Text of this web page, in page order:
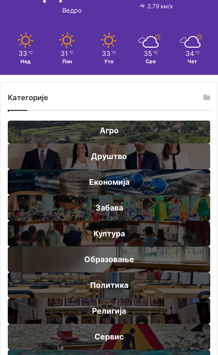
Ведро
2.79 км/х
33 ℃
Нед
31 ℃
Пон
33 ℃
Уто
35 ℃
Сре
34 ℃
Чет
Категорије
Агро
Друштво
Економија
Забава
Култура
Образовање
Политика
Религија
Сервис